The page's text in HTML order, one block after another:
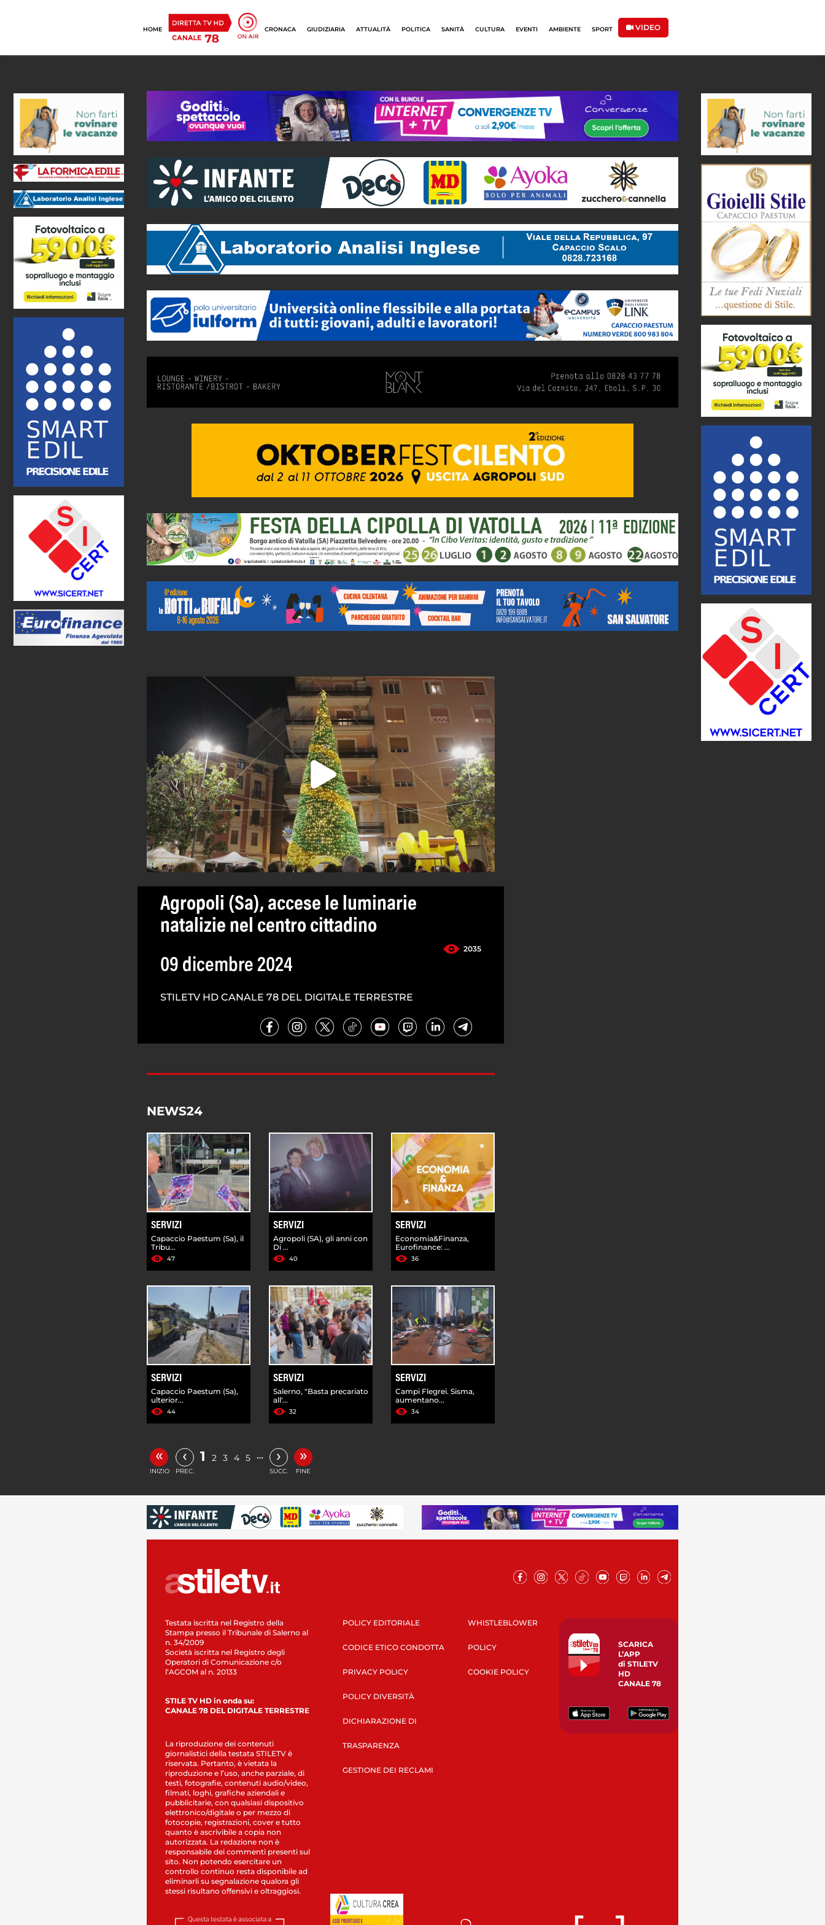
HOME CRONACA GIUDIZIARIA ATTUALITÀ POLITICA SANITÀ CULTURA EVENTI AMBIENTE SPORT VIDEO
Agropoli (Sa), accese le luminarie
natalizie nel centro cittadino
2035
09 dicembre 2024
STILETV HD CANALE 78 DEL DIGITALE TERRESTRE
NEWS24
SERVIZI
Capaccio Paestum (Sa), il
Tribu...
47
SERVIZI
Agropoli (SA), gli anni con
Di ...
40
SERVIZI
Economia&Finanza,
Eurofinance: ...
36
SERVIZI
Capaccio Paestum (Sa),
ulterior...
44
SERVIZI
Salerno, "Basta precariato
all'...
32
SERVIZI
Campi Flegrei. Sisma,
aumentano...
34
«
INIZIO
‹
PREC.
1 2 3 4 5 … ›
SUCC.
»
FINE
Testata iscritta nel Registro della
Stampa presso il Tribunale di Salerno al
n. 34/2009
Società iscritta nel Registro degli
Operatori di Comunicazione c/o
l’AGCOM al n. 20133
STILE TV HD in onda su:
CANALE 78 DEL DIGITALE TERRESTRE
La riproduzione dei contenuti
giornalistici della testata STILETV è
riservata. Pertanto, è vietata la
riproduzione e l’uso, anche parziale, di
testi, fotografie, contenuti audio/video,
filmati, loghi, grafiche aziendali e
pubblicitarie, con qualsiasi dispositivo
elettronico/digitale o per mezzo di
fotocopie, registrazioni, cover e tutto
quanto è ascrivibile a copia non
autorizzata. La redazione non è
responsabile dei commenti presenti sul
sito. Non potendo esercitare un
controllo continuo resta disponibile ad
eliminarli su segnalazione qualora gli
stessi risultano offensivi e oltraggiosi.
POLICY EDITORIALE
CODICE ETICO CONDOTTA
PRIVACY POLICY
POLICY DIVERSITÀ
DICHIARAZIONE DI
TRASPARENZA
GESTIONE DEI RECLAMI
WHISTLEBLOWER
POLICY
COOKIE POLICY
SCARICA
L’APP
di STILETV
HD
CANALE 78